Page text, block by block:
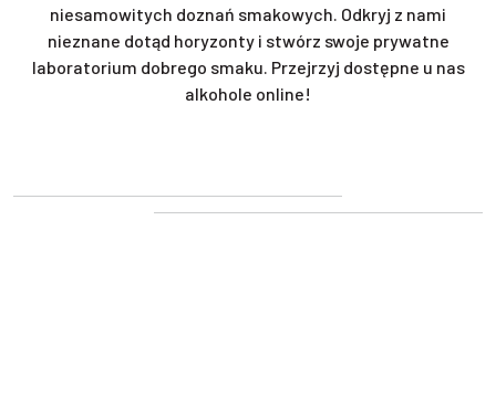
niesamowitych doznań smakowych. Odkryj z nami
nieznane dotąd horyzonty i stwórz swoje prywatne
laboratorium dobrego smaku. Przejrzyj dostępne u nas
alkohole online!